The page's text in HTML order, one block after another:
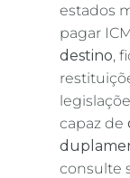
estados
pagar
destino,
capaz de
consulte